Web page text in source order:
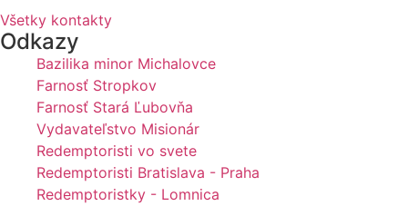
Všetky kontakty
Odkazy
Bazilika minor Michalovce
Farnosť Stropkov
Farnosť Stará Ľubovňa
Vydavateľstvo Misionár
Redemptoristi vo svete
Redemptoristi Bratislava - Praha
Redemptoristky - Lomnica